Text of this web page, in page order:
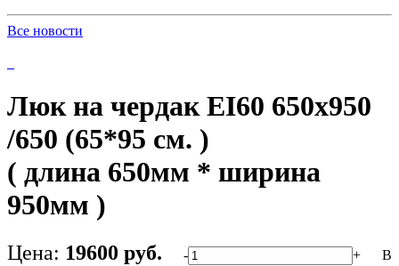
Все новости
Люк на чердак EI60 650x950
/650 (65*95 см. )
( длина 650мм * ширина
950мм )
Цена: 19600 руб. - + В